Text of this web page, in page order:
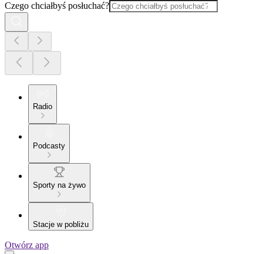
Czego chciałbyś posłuchać?
Radio
Podcasty
Sporty na żywo
Stacje w pobliżu
Otwórz app